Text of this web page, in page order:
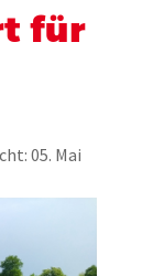
für
05. Mai